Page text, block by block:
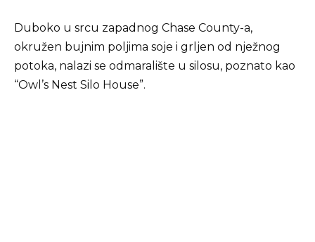
Duboko u srcu zapadnog Chase County-a,
okružen bujnim poljima soje i grljen od nježnog
potoka, nalazi se odmaralište u silosu, poznato kao
“Owl’s Nest Silo House”.